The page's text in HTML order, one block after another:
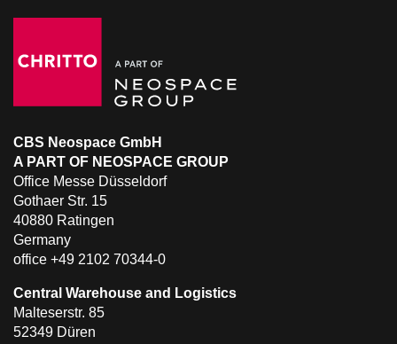
CBS Neospace GmbH
A PART OF NEOSPACE GROUP
Office Messe Düsseldorf
Gothaer Str. 15
40880 Ratingen
Germany
office +49 2102 70344-0
Central Warehouse and Logistics
Malteserstr. 85
52349 Düren